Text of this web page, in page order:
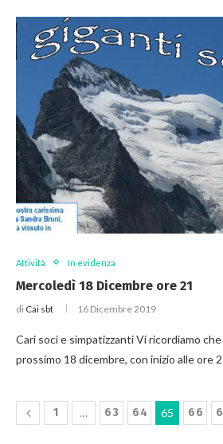
Attività In evidenza
Mercoledì 18 Dicembre ore 21
di Cai sbt 16 Dicembre 2019
Cari soci e simpatizzanti Vi ricordiamo
prossimo 18 dicembre, con inizio alle ore
1 … 63 64 65 66